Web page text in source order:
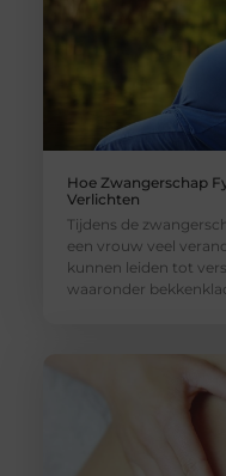
Hoe Zwangerschap
Verlichten
Tijdens de
een vrouw veel
kunnen leiden tot
waaronder